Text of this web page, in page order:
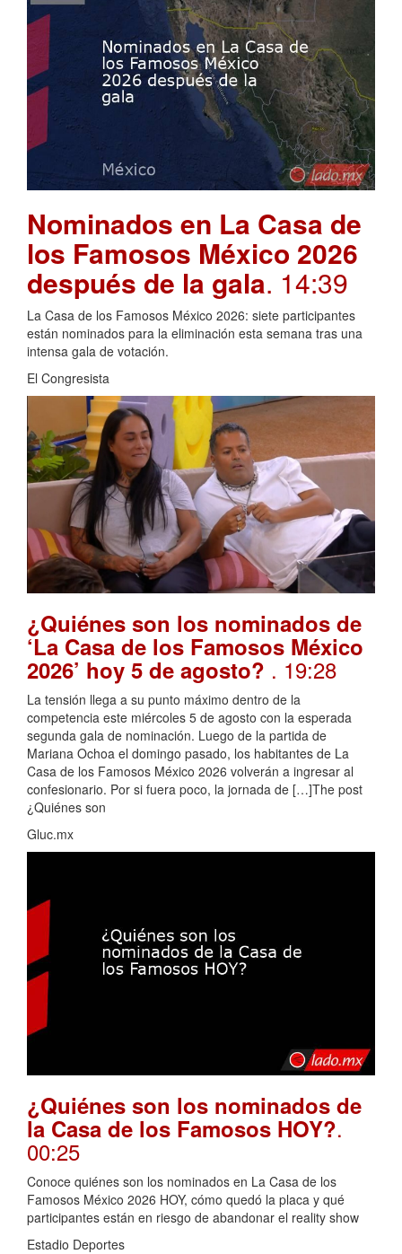
Nominados en La Casa de
los Famosos México 2026
después de la gala. 14:39
La Casa de los Famosos México 2026: siete participantes
están nominados para la eliminación esta semana tras una
intensa gala de votación.
El Congresista
¿Quiénes son los nominados de
‘La Casa de los Famosos México
2026’ hoy 5 de agosto? . 19:28
La tensión llega a su punto máximo dentro de la
competencia este miércoles 5 de agosto con la esperada
segunda gala de nominación. Luego de la partida de
Mariana Ochoa el domingo pasado, los habitantes de La
Casa de los Famosos México 2026 volverán a ingresar al
confesionario. Por si fuera poco, la jornada de […]The post
¿Quiénes son
Gluc.mx
¿Quiénes son los nominados de
la Casa de los Famosos HOY?.
00:25
Conoce quiénes son los nominados en La Casa de los
Famosos México 2026 HOY, cómo quedó la placa y qué
participantes están en riesgo de abandonar el reality show
Estadio Deportes